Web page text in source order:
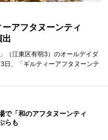
アフタヌーンティ
（江東区有明3）のオールデイダ
日、「ギルティーアフタヌーンテ
で「和のアフタヌーンティ
らも